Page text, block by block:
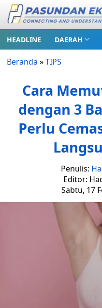
HEADLINE DAERAH
Beranda »TIPS
Cara
dengan 3
Perlu
Penulis:
Editor:
Sabtu, 17